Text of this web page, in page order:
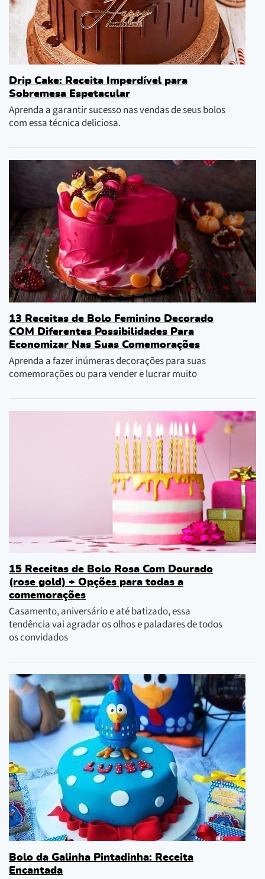
Drip Cake: Receita Imperdível para
Sobremesa Espetacular
Aprenda a garantir sucesso nas vendas de seus bolos
com essa técnica deliciosa.
13 Receitas de Bolo Feminino Decorado
COM Diferentes Possibilidades Para
Economizar Nas Suas Comemorações
Aprenda a fazer inúmeras decorações para suas
comemorações ou para vender e lucrar muito
15 Receitas de Bolo Rosa Com Dourado
(rose gold) + Opções para todas a
comemorações
Casamento, aniversário e até batizado, essa
tendência vai agradar os olhos e paladares de todos
os convidados
Bolo da Galinha Pintadinha: Receita
Encantada